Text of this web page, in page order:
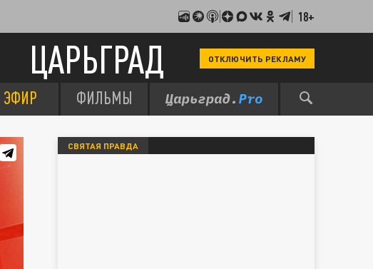
18+
ЦАРЬГРАД ОТКЛЮЧИТЬ РЕКЛАМУ
ЭФИР ФИЛЬМЫ
СВЯТАЯ ПРАВДА